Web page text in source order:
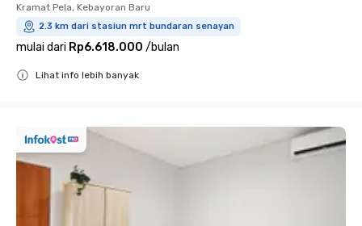
Kramat Pela, Kebayoran Baru
2.3 km dari stasiun mrt bundaran senayan
mulai dari Rp6.618.000 /bulan
Lihat info lebih banyak